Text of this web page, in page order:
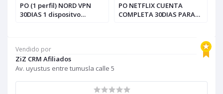
Vendido por
ZiZ CRM Afiliados
Av. uyustus entre tumusla calle 5
PO (1 perfil) NORD VPN
30DIAS 1 dispositvo
PO NETFLIX CUENTA
COMPLETA 30DIAS PARA